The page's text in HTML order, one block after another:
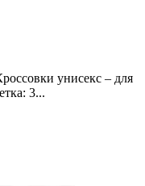
унисекс – для
3...